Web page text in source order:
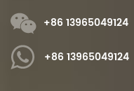
+86 13965049124
+86 13965049124